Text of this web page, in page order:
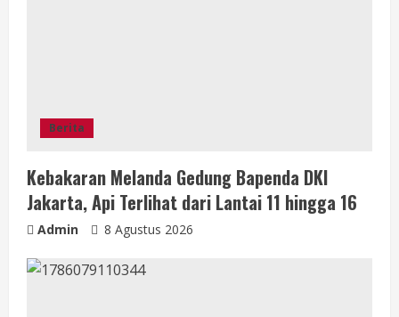
Berita
Kebakaran Melanda Gedung Bapenda DKI
Jakarta, Api Terlihat dari Lantai 11 hingga 16
Admin 8 Agustus 2026